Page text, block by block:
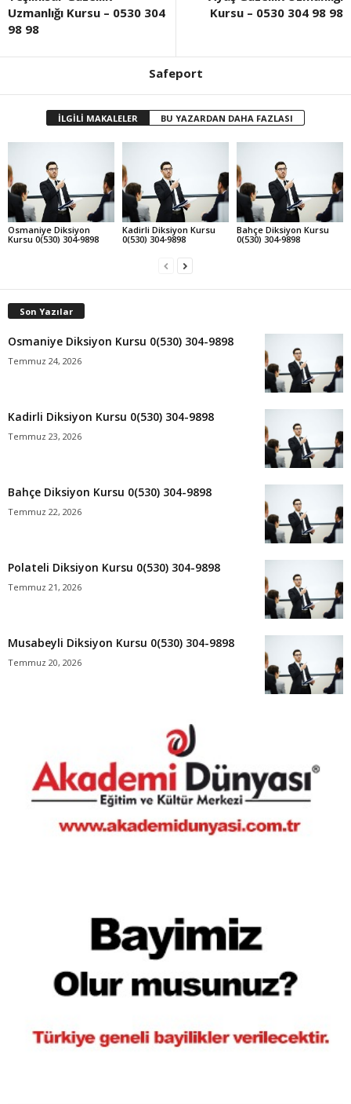
Uzmanlığı Kursu – 0530 304
98 98
Kursu – 0530 304 98 98
Safeport
İLGİLİ MAKALELER BU YAZARDAN DAHA FAZLASI
Osmaniye Diksiyon
Kursu 0(530) 304-9898
Kadirli Diksiyon Kursu
0(530) 304-9898
Bahçe Diksiyon Kursu
0(530) 304-9898
Son Yazılar
Osmaniye Diksiyon Kursu 0(530) 304-9898
Temmuz 24, 2026
Kadirli Diksiyon Kursu 0(530) 304-9898
Temmuz 23, 2026
Bahçe Diksiyon Kursu 0(530) 304-9898
Temmuz 22, 2026
Polateli Diksiyon Kursu 0(530) 304-9898
Temmuz 21, 2026
Musabeyli Diksiyon Kursu 0(530) 304-9898
Temmuz 20, 2026